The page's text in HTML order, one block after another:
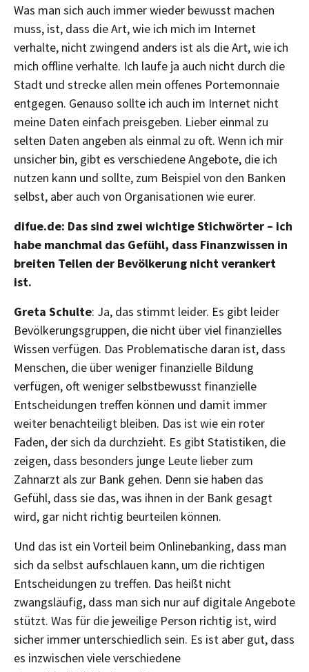
Was man sich auch immer wieder bewusst machen
muss, ist, dass die Art, wie ich mich im Internet
verhalte, nicht zwingend anders ist als die Art, wie ich
mich offline verhalte. Ich laufe ja auch nicht durch die
Stadt und strecke allen mein offenes Portemonnaie
entgegen. Genauso sollte ich auch im Internet nicht
meine Daten einfach preisgeben. Lieber einmal zu
selten Daten angeben als einmal zu oft. Wenn ich mir
unsicher bin, gibt es verschiedene Angebote, die ich
nutzen kann und sollte, zum Beispiel von den Banken
selbst, aber auch von Organisationen wie eurer.
difue.de: Das sind zwei wichtige Stichwörter – ich
habe manchmal das Gefühl, dass Finanzwissen in
breiten Teilen der Bevölkerung nicht verankert
ist.
Greta Schulte: Ja, das stimmt leider. Es gibt leider
Bevölkerungsgruppen, die nicht über viel finanzielles
Wissen verfügen. Das Problematische daran ist, dass
Menschen, die über weniger finanzielle Bildung
verfügen, oft weniger selbstbewusst finanzielle
Entscheidungen treffen können und damit immer
weiter benachteiligt bleiben. Das ist wie ein roter
Faden, der sich da durchzieht. Es gibt Statistiken, die
zeigen, dass besonders junge Leute lieber zum
Zahnarzt als zur Bank gehen. Denn sie haben das
Gefühl, dass sie das, was ihnen in der Bank gesagt
wird, gar nicht richtig beurteilen können.
Und das ist ein Vorteil beim Onlinebanking, dass man
sich da selbst aufschlauen kann, um die richtigen
Entscheidungen zu treffen. Das heißt nicht
zwangsläufig, dass man sich nur auf digitale Angebote
stützt. Was für die jeweilige Person richtig ist, wird
sicher immer unterschiedlich sein. Es ist aber gut, dass
es inzwischen viele verschiedene